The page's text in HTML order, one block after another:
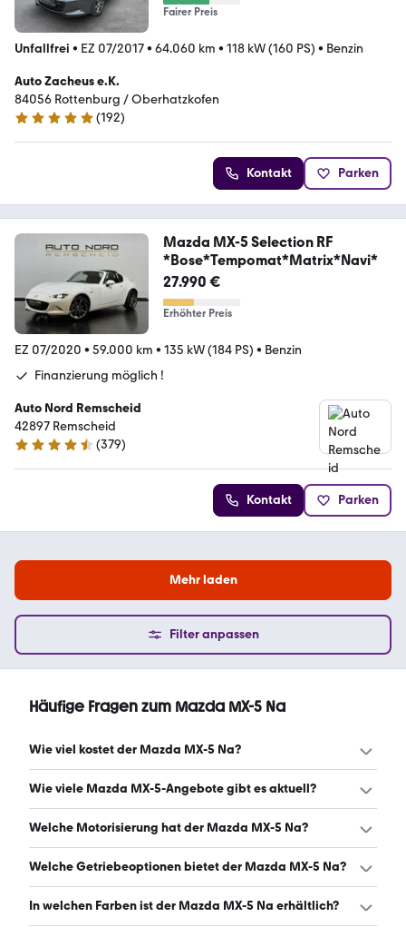
Fairer Preis
Unfallfrei • EZ 07/2017• 64.060 km • 118 kW (160 PS) • Benzin
Auto Zacheus e.K.
84056 Rottenburg / Oberhatzkofen
4.9 Sterne
(192)
Kontakt Parken
Mazda MX-5 Selection RF
*Bose*Tempomat*Matrix*Navi*
27.990 €
Erhöhter Preis
EZ 07/2020 • 59.000 km • 135 kW (184 PS) • Benzin
Finanzierung möglich !
Auto Nord Remscheid
42897 Remscheid
4.5 Sterne
(379)
Kontakt Parken
Mehr laden
Filter anpassen
Häufige Fragen zum Mazda MX-5 Na
Wie viel kostet der Mazda MX-5 Na?
Ein guter Preis für einen Mazda MX-5 Na liegt zwischen
€ monatlich. (Stand: 7.8.2026)
Wie viele Mazda MX-5-Angebote gibt es aktuell?
Es gibt insgesamt 222 Mazda MX-5 bei mobile.de, davon
Welche Motorisierung hat der Mazda MX-5 Na?
Der Mazda MX-5 Na hat Leistungen zwischen 90 und 184
Welche Getriebeoptionen bietet der Mazda MX-5 Na?
Der Mazda MX-5 Na ist mit manuellem und
In welchen Farben ist der Mazda MX-5 Na erhältlich?